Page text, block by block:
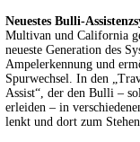
Neuestes Bulli-
Multivan und California
neueste Generation des
Ampelerkennung und
Spurwechsel. In den
Assist“, der den Bulli –
erleiden – in
lenkt und dort zum